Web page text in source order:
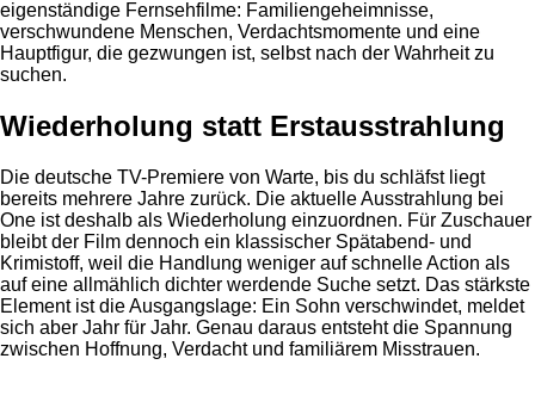
eigenständige Fernsehfilme: Familiengeheimnisse,
verschwundene Menschen, Verdachtsmomente und eine
Hauptfigur, die gezwungen ist, selbst nach der Wahrheit zu
suchen.
Wiederholung statt Erstausstrahlung
Die deutsche TV-Premiere von Warte, bis du schläfst liegt
bereits mehrere Jahre zurück. Die aktuelle Ausstrahlung bei
One ist deshalb als Wiederholung einzuordnen. Für Zuschauer
bleibt der Film dennoch ein klassischer Spätabend- und
Krimistoff, weil die Handlung weniger auf schnelle Action als
auf eine allmählich dichter werdende Suche setzt. Das stärkste
Element ist die Ausgangslage: Ein Sohn verschwindet, meldet
sich aber Jahr für Jahr. Genau daraus entsteht die Spannung
zwischen Hoffnung, Verdacht und familiärem Misstrauen.